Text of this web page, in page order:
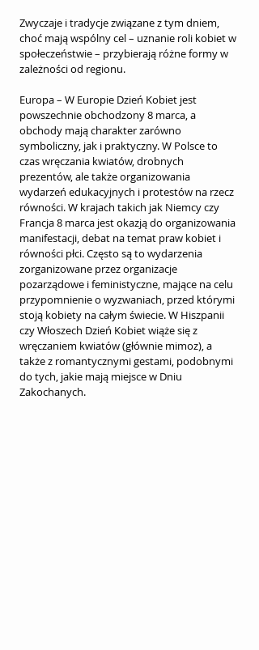
Zwyczaje i tradycje związane z tym dniem,
choć mają wspólny cel – uznanie roli kobiet w
społeczeństwie – przybierają różne formy w
zależności od regionu.
Europa – W Europie Dzień Kobiet jest
powszechnie obchodzony 8 marca, a
obchody mają charakter zarówno
symboliczny, jak i praktyczny. W Polsce to
czas wręczania kwiatów, drobnych
prezentów, ale także organizowania
wydarzeń edukacyjnych i protestów na rzecz
równości. W krajach takich jak Niemcy czy
Francja 8 marca jest okazją do organizowania
manifestacji, debat na temat praw kobiet i
równości płci. Często są to wydarzenia
zorganizowane przez organizacje
pozarządowe i feministyczne, mające na celu
przypomnienie o wyzwaniach, przed którymi
stoją kobiety na całym świecie. W Hiszpanii
czy Włoszech Dzień Kobiet wiąże się z
wręczaniem kwiatów (głównie mimoz), a
także z romantycznymi gestami, podobnymi
do tych, jakie mają miejsce w Dniu
Zakochanych.